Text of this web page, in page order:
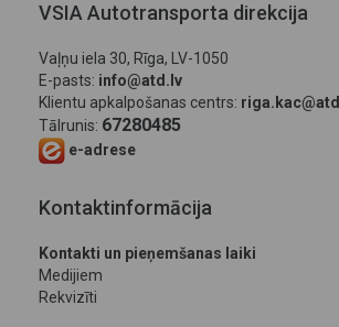
VSIA Autotransporta direkcija
Vaļņu iela 30, Rīga, LV-1050
E-pasts: info@atd.lv
Klientu apkalpošanas centrs:
Tālrunis: 67280485
e-adrese
Kontaktinformācija
Kontakti un pieņemšanas laiki
Medijiem
Rekvizīti